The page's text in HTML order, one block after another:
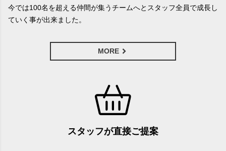
今では100名を超える仲間が集うチームへとスタッフ全員で成長し
ていく事が出来ました。
MORE
スタッフが直接ご提案